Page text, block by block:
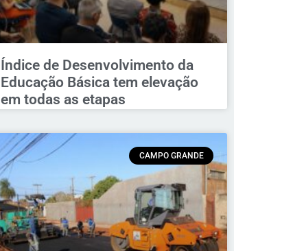
Índice de Desenvolvimento da
Educação Básica tem elevação
em todas as etapas
CAMPO GRANDE